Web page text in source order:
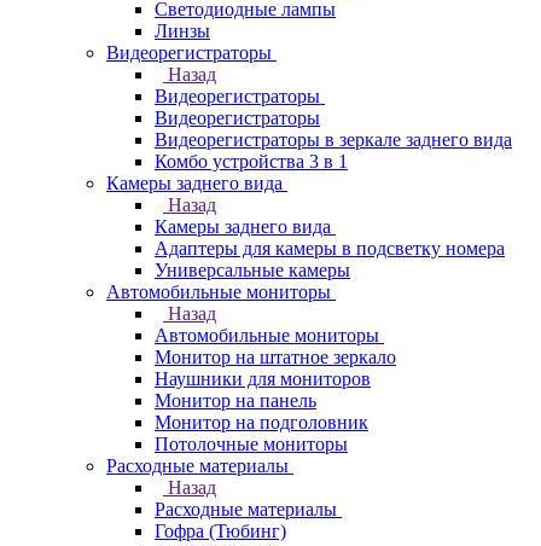
Светодиодные лампы
Линзы
Видеорегистраторы
Назад
Видеорегистраторы
Видеорегистраторы
Видеорегистраторы в зеркале заднего вида
Комбо устройства 3 в 1
Камеры заднего вида
Назад
Камеры заднего вида
Адаптеры для камеры в подсветку номера
Универсальные камеры
Автомобильные мониторы
Назад
Автомобильные мониторы
Монитор на штатное зеркало
Наушники для мониторов
Монитор на панель
Монитор на подголовник
Потолочные мониторы
Расходные материалы
Назад
Расходные материалы
Гофра (Тюбинг)